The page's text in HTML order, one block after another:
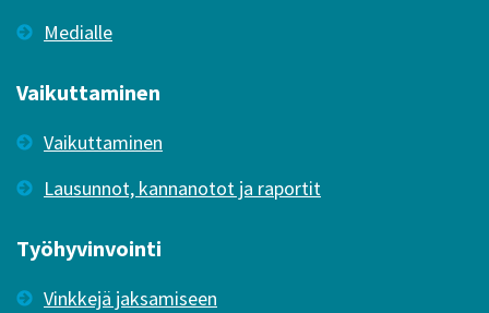
Medialle
Vaikuttaminen
Vaikuttaminen
Lausunnot, kannanotot ja raportit
Työhyvinvointi
Vinkkejä jaksamiseen